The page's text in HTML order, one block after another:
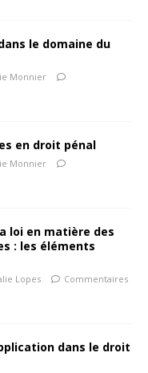
le domaine du
Monnier
en droit pénal
Monnier
loi en matière des
: les éléments
Lopes
Commentaires
dans le droit